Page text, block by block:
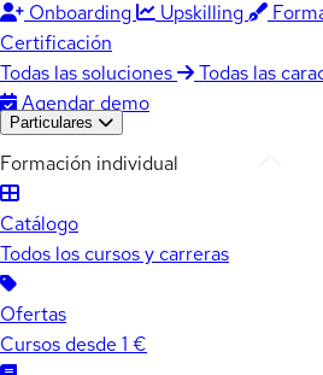
Onboarding
Upskilling
Certificación
Todas las soluciones
Todas las
Agendar demo
Particulares
Formación individual
Catálogo
Todos los cursos y carreras
Ofertas
Cursos desde 1 €